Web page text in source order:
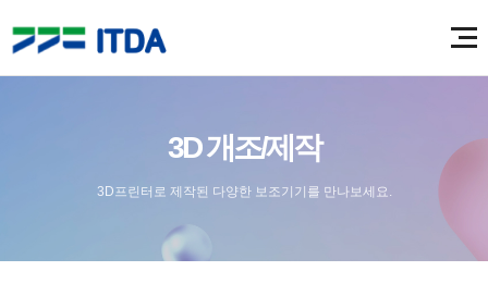
3D 개조/제작
3D프린터로 제작된 다양한 보조기기를 만나보세요.